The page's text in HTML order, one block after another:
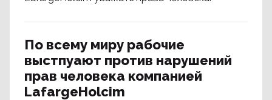
По всему миру рабочие
выстпуают против нарушений
прав человека компанией
LafargeHolcim